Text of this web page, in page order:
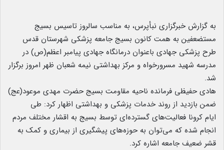
به گزارش خبرگزاری نبأپرس، به مناسب سالروز تاسیس بسیج
مستضعفین به همت کانون بسیج جامعه پزشکی شهرستان قدس
طرح پزشکی جهادی با‌عنوان درمانگاه جهادی پیامبر اعظم(ص) در
مدرسه شهید مسرورخواه و مرکز بهداشتی نیمه شعبان ظهر امروز برگزار
شد.
هادی حفیظی فرمانده ناحیه مقاومت بسیج حضرت مهدی موعود(عج)
ضمن بازدید از روند خدمات پزشکی و بهداشتی اظهار کرد: طی
ایام کرونا فعالیت‌‌های گسترده‌ای توسط بسیج به اقشار مختلف مردم
انجام شده که می‌توان به حوزه‌های پیشگیری از بیماری و کمک به
قشر ضعیف جامعه اشاره کرد.